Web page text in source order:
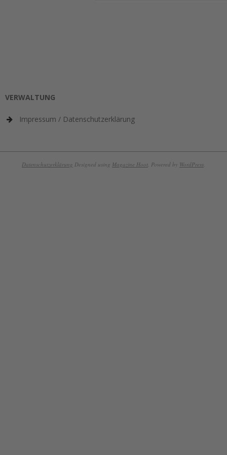
VERWALTUNG
Impressum / Datenschutzerklärung
Datenschutzerklärung Designed using Magazine Hoot. Powered by WordPress.